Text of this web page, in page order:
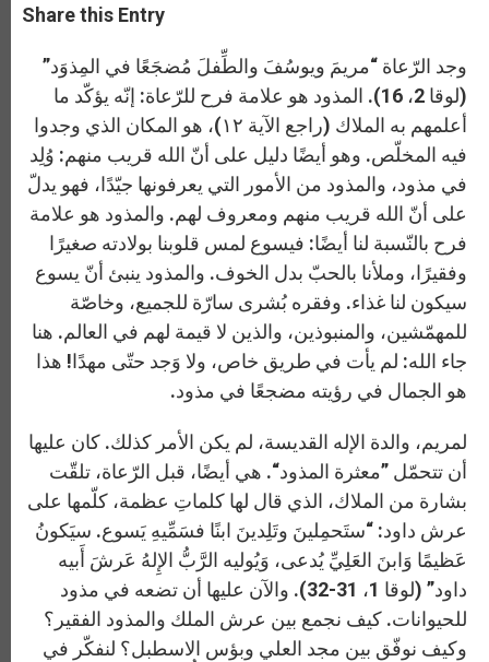
t
s
p
p
s
e
g
e
r
e
b
o
k
r
Share this Entry
وجد الرّعاة “مريمَ ويوسُفَ والطِّفلَ مُضجَعًا في المِذوَد”
(لوقا 2، 16). المذود هو علامة فرح للرّعاة: إنّه يؤكّد ما
أعلمهم به الملاك (راجع الآية ١٢)، هو المكان الذي وجدوا
فيه المخلّص. وهو أيضًا دليل على أنّ الله قريب منهم: وُلِد
في مذود، والمذود من الأمور التي يعرفونها جيّدًا، فهو يدلّ
على أنّ الله قريب منهم ومعروف لهم. والمذود هو علامة
فرح بالنّسبة لنا أيضًا: فيسوع لمس قلوبنا بولادته صغيرًا
وفقيرًا، وملأنا بالحبّ بدل الخوف. والمذود ينبئ أنّ يسوع
سيكون لنا غذاء. وفقره بُشرى سارّة للجميع، وخاصّة
للمهمّشين، والمنبوذين، والذين لا قيمة لهم في العالم. هنا
جاء الله: لم يأت في طريق خاص، ولا وَجد حتّى مهدًا! هذا
هو الجمال في رؤيته مضجعًا في مذود.
لمريم، والدة الإله القديسة، لم يكن الأمر كذلك. كان عليها
أن تتحمّل ”معثرة المذود“. هي أيضًا، قبل الرّعاة، تلقّت
بشارة من الملاك، الذي قال لها كلماتِ عظمة، كلّمها على
عرش داود: “ستَحمِلينَ وتَلِدينَ ابنًا فسَمِّيهِ يَسوع. سيَكونُ
عَظيمًا وَابنَ العَلِيِّ يُدعى، وَيُوليه الرَّبُّ الإِلهُ عَرشَ أَبيه
داود” (لوقا 1، 31-32). والآن عليها أن تضعه في مذود
للحيوانات. كيف نجمع بين عرش الملك والمذود الفقير؟
وكيف نوفّق بين مجد العلي وبؤس الاسطبل؟ لنفكّر في